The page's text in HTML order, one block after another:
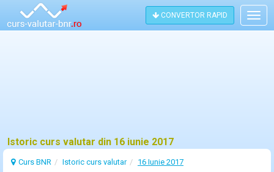
CONVERTOR RAPID
Istoric curs valutar din 16 iunie 2017
Curs BNR Istoric curs valutar 16 Iunie 2017